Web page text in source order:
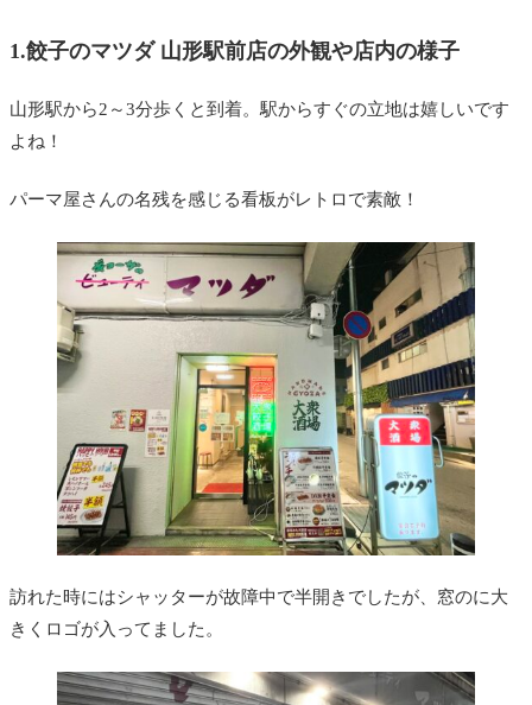
1.餃子のマツダ 山形駅前店の外観や店内の様子
山形駅から2～3分歩くと到着。駅からすぐの立地は嬉しいです
よね！
パーマ屋さんの名残を感じる看板がレトロで素敵！
訪れた時にはシャッターが故障中で半開きでしたが、窓のに大
きくロゴが入ってました。